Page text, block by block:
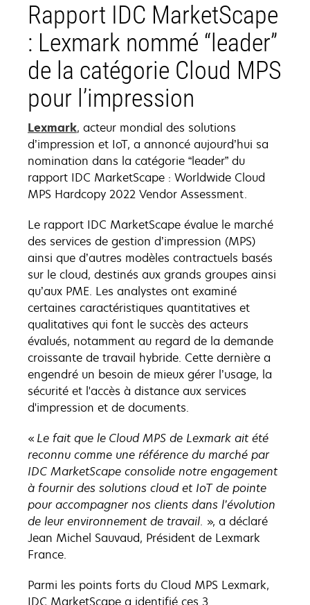
Rapport IDC MarketScape
: Lexmark nommé “leader”
de la catégorie Cloud MPS
pour l’impression
Lexmark, acteur mondial des solutions
d’impression et IoT, a annoncé aujourd’hui sa
nomination dans la catégorie “leader” du
rapport IDC MarketScape : Worldwide Cloud
MPS Hardcopy 2022 Vendor Assessment.
Le rapport IDC MarketScape évalue le marché
des services de gestion d’impression (MPS)
ainsi que d’autres modèles contractuels basés
sur le cloud, destinés aux grands groupes ainsi
qu’aux PME. Les analystes ont examiné
certaines caractéristiques quantitatives et
qualitatives qui font le succès des acteurs
évalués, notamment au regard de la demande
croissante de travail hybride. Cette dernière a
engendré un besoin de mieux gérer l’usage, la
sécurité et l'accès à distance aux services
d'impression et de documents.
« Le fait que le Cloud MPS de Lexmark ait été
reconnu comme une référence du marché par
IDC MarketScape consolide notre engagement
à fournir des solutions cloud et IoT de pointe
pour accompagner nos clients dans l’évolution
de leur environnement de travail. », a déclaré
Jean Michel Sauvaud, Président de Lexmark
France.
Parmi les points forts du Cloud MPS Lexmark,
IDC MarketScape a identifié ces 3